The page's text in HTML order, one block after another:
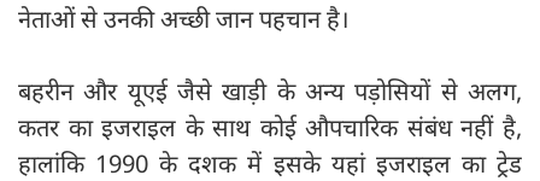
नेताओं से उनकी अच्छी जान पहचान है।
बहरीन और यूएई जैसे खाड़ी के अन्य पड़ोसियों से अलग,
कतर का इजराइल के साथ कोई औपचारिक संबंध नहीं है,
हालांकि 1990 के दशक में इसके यहां इजराइल का ट्रेड